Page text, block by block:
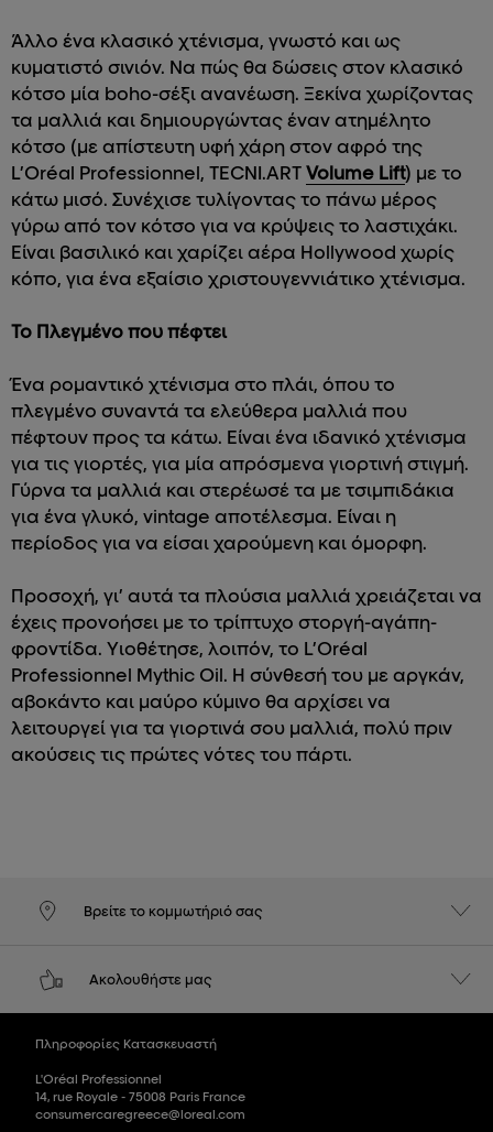
Άλλο ένα κλασικό χτένισμα, γνωστό και ως
κυματιστό σινιόν. Να πώς θα δώσεις στον κλασικό
κότσο μία boho-σέξι ανανέωση. Ξεκίνα χωρίζοντας
τα μαλλιά και δημιουργώντας έναν ατημέλητο
κότσο (με απίστευτη υφή χάρη στον αφρό της
L’Oréal Professionnel, TECNI.ART Volume Lift) με το
κάτω μισό. Συνέχισε τυλίγοντας το πάνω μέρος
γύρω από τον κότσο για να κρύψεις το λαστιχάκι.
Είναι βασιλικό και χαρίζει αέρα Hollywood χωρίς
κόπο, για ένα εξαίσιο χριστουγεννιάτικο χτένισμα.
Το Πλεγμένο που πέφτει
Ένα ρομαντικό χτένισμα στο πλάι, όπου το
πλεγμένο συναντά τα ελεύθερα μαλλιά που
πέφτουν προς τα κάτω. Είναι ένα ιδανικό χτένισμα
για τις γιορτές, για μία απρόσμενα γιορτινή στιγμή.
Γύρνα τα μαλλιά και στερέωσέ τα με τσιμπιδάκια
για ένα γλυκό, vintage αποτέλεσμα. Είναι η
περίοδος για να είσαι χαρούμενη και όμορφη.
Προσοχή, γι’ αυτά τα πλούσια μαλλιά χρειάζεται να
έχεις προνοήσει με το τρίπτυχο στοργή-αγάπη-
φροντίδα. Υιοθέτησε, λοιπόν, το L’Oréal
Professionnel Mythic Oil. Η σύνθεσή του με αργκάν,
αβοκάντο και μαύρο κύμινο θα αρχίσει να
λειτουργεί για τα γιορτινά σου μαλλιά, πολύ πριν
ακούσεις τις πρώτες νότες του πάρτι.
Βρείτε το κομμωτήριό σας
Ακολουθήστε μας
Πληροφορίες Κατασκευαστή
L'Oréal Professionnel
14, rue Royale - 75008 Paris France
consumercaregreece@loreal.com